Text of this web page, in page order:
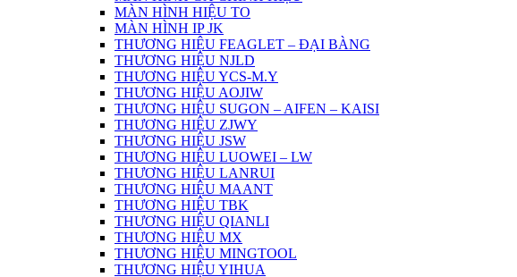
MÀN HÌNH HIỆU TO
MÀN HÌNH IP JK
THƯƠNG HIỆU FEAGLET – ĐẠI BÀNG
THƯƠNG HIỆU NJLD
THƯƠNG HIỆU YCS-M.Y
THƯƠNG HIỆU AOJIW
THƯƠNG HIỆU SUGON – AIFEN – KAISI
THƯƠNG HIỆU ZJWY
THƯƠNG HIỆU JSW
THƯƠNG HIỆU LUOWEI – LW
THƯƠNG HIỆU LANRUI
THƯƠNG HIỆU MAANT
THƯƠNG HIỆU TBK
THƯƠNG HIỆU QIANLI
THƯƠNG HIỆU MX
THƯƠNG HIỆU MINGTOOL
THƯƠNG HIỆU YIHUA